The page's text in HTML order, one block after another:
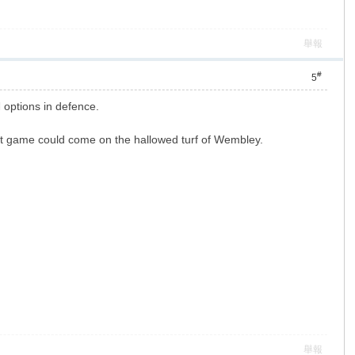
舉報
5#
in defence.
could come on the hallowed turf of Wembley.
舉報